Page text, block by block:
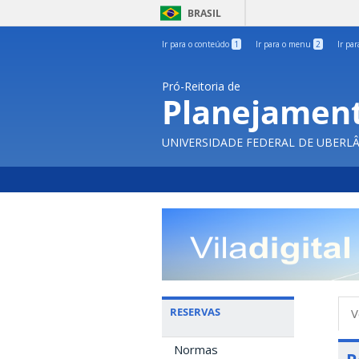
BRASIL
Ir para o conteúdo 1 Ir para o menu 2 Ir
Pró-Reitoria de
UNIVERSIDADE FEDERAL DE
RESERVAS
Normas